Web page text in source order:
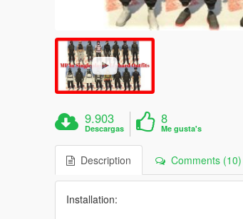
9.903
Descargas
8
Me gusta's
Description Comments (10)
Installation: